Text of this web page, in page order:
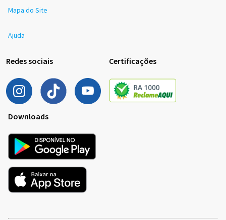
Mapa do Site
Ajuda
Redes sociais Certificações
Downloads